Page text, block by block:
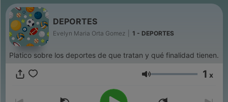
DEPORTES
Evelyn Maria Orta Gomez 1 - DEPORTES
Platico sobre los deportes de que tratan y qué finalidad tienen.
Volumen 1 x